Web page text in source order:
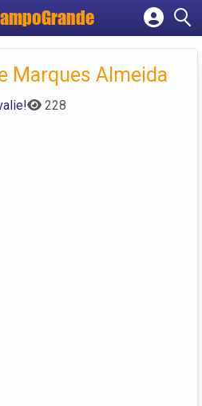
Cadastrar empresa
Criar conta
Marques Almeida
228